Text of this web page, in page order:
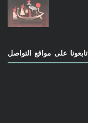
تابعونا على مواقع التواصل